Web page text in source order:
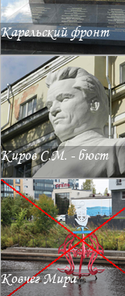
Карельский фронт
Киров С.М. - бюст
Ковчег Мира